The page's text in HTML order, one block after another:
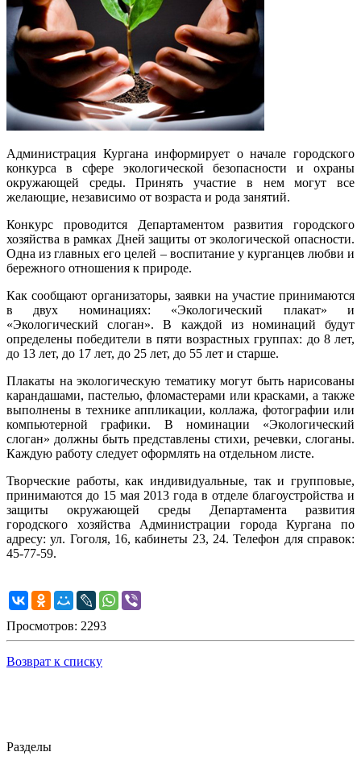
Администрация Кургана информирует о начале городского
конкурса в сфере экологической безопасности и охраны
окружающей среды. Принять участие в нем могут все
желающие, независимо от возраста и рода занятий.
Конкурс проводится Департаментом развития городского
хозяйства в рамках Дней защиты от экологической опасности.
Одна из главных его целей – воспитание у курганцев любви и
бережного отношения к природе.
Как сообщают организаторы, заявки на участие принимаются
в двух номинациях: «Экологический плакат» и
«Экологический слоган». В каждой из номинаций будут
определены победители в пяти возрастных группах: до 8 лет,
до 13 лет, до 17 лет, до 25 лет, до 55 лет и старше.
Плакаты на экологическую тематику могут быть нарисованы
карандашами, пастелью, фломастерами или красками, а также
выполнены в технике аппликации, коллажа, фотографии или
компьютерной графики. В номинации «Экологический
слоган» должны быть представлены стихи, речевки, слоганы.
Каждую работу следует оформлять на отдельном листе.
Творческие работы, как индивидуальные, так и групповые,
принимаются до 15 мая 2013 года в отделе благоустройства и
защиты окружающей среды Департамента развития
городского хозяйства Администрации города Кургана по
адресу: ул. Гоголя, 16, кабинеты 23, 24. Телефон для справок:
45-77-59.
Просмотров: 2293
Возврат к списку
Разделы